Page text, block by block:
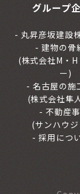
グループ
丸昇彦坂建設
建物の骨
(株式会社M・
ー)
名古屋の施
(株式会社隼
不動産
(サンハウ
採用につ